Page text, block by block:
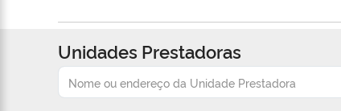
Unidades Prestadoras